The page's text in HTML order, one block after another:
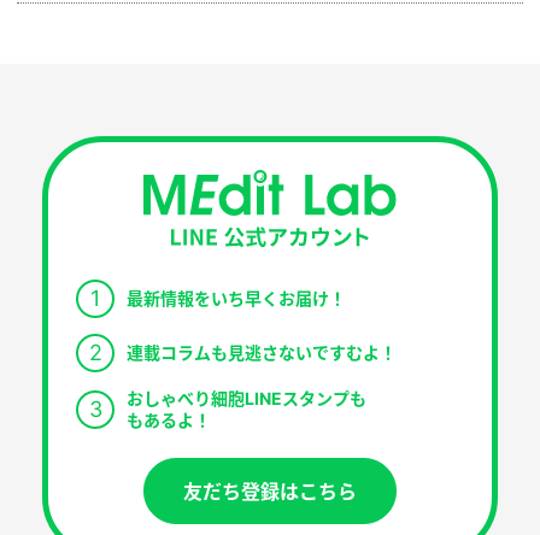
1 最新情報をいち早くお届け！
2 連載コラムも見逃さないですむよ！
3
おしゃべり細胞LINEスタンプも
もあるよ！
友だち登録はこちら